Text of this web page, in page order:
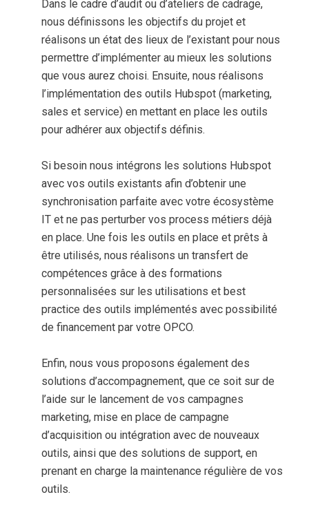
Dans le cadre d’audit ou d’ateliers de cadrage,
nous définissons les objectifs du projet et
réalisons un état des lieux de l’existant pour nous
permettre d’implémenter au mieux les solutions
que vous aurez choisi. Ensuite, nous réalisons
l’implémentation des outils Hubspot (marketing,
sales et service) en mettant en place les outils
pour adhérer aux objectifs définis.
Si besoin nous intégrons les solutions Hubspot
avec vos outils existants afin d’obtenir une
synchronisation parfaite avec votre écosystème
IT et ne pas perturber vos process métiers déjà
en place. Une fois les outils en place et prêts à
être utilisés, nous réalisons un transfert de
compétences grâce à des formations
personnalisées sur les utilisations et best
practice des outils implémentés avec possibilité
de financement par votre OPCO.
Enfin, nous vous proposons également des
solutions d’accompagnement, que ce soit sur de
l’aide sur le lancement de vos campagnes
marketing, mise en place de campagne
d’acquisition ou intégration avec de nouveaux
outils, ainsi que des solutions de support, en
prenant en charge la maintenance régulière de vos
outils.